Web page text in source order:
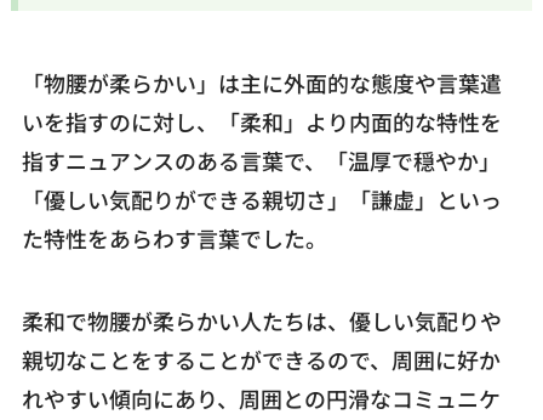
「物腰が柔らかい」は主に外面的な態度や言葉遣
いを指すのに対し、「柔和」より内面的な特性を
指すニュアンスのある言葉で、「温厚で穏やか」
「優しい気配りができる親切さ」「謙虚」といっ
た特性をあらわす言葉でした。
柔和で物腰が柔らかい人たちは、優しい気配りや
親切なことをすることができるので、周囲に好か
れやすい傾向にあり、周囲との円滑なコミュニケ